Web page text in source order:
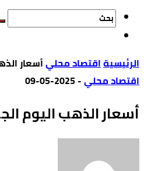
‫الرئيسية‬اقتصاد محليأسعار
اقتصاد محلي-
2025-05-09
أسعار الذهب اليوم